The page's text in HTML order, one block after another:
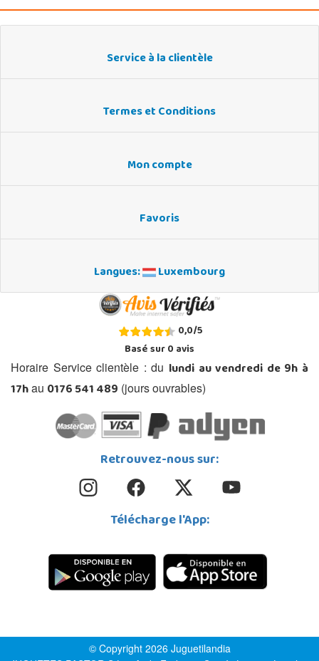
Service à la clientèle
Termes et Conditions
Mon compte
Favoris
Langues: Luxembourg
0,0/5
Basé sur0avis
Horaire Service clientèle : du lundi au vendredi de 9h à
17hau 0176 541 489 (jours ouvrables)
Retrouvez-nous sur:
Télécharge l'App:
© Copyright 2026 Juguetilandia